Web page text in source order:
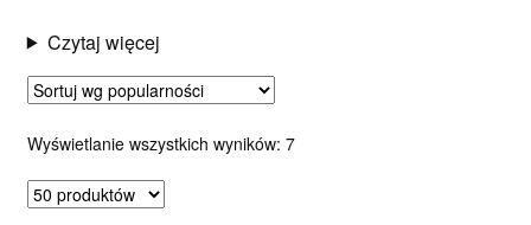
Czytaj więcej
Wyświetlanie wszystkich wyników: 7Posortowane